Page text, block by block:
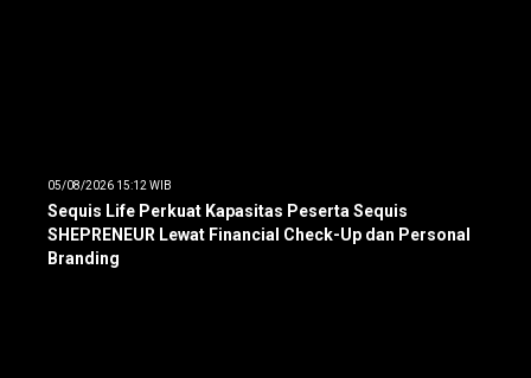
05/08/2026 15:12 WIB
Sequis Life Perkuat Kapasitas Peserta Sequis
SHEPRENEUR Lewat Financial Check-Up dan Personal
Branding